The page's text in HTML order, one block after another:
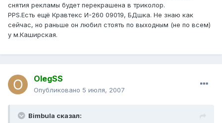
снятия рекламы будет перекрашена в триколор.
PPS.Есть ещё Кравтекс И-260 09019, БДшка. Не знаю как
сейчас, но раньше он любил стоять по выходным (не по всем)
у м.Каширская.
OlegSS
Опубликовано 5 июля, 2007
Bimbula сказал: